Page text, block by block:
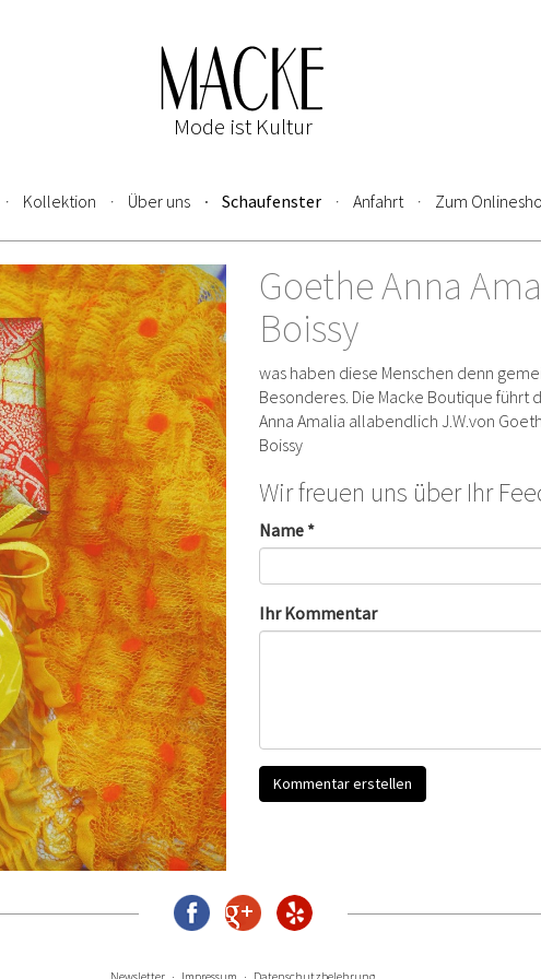
Mode ist Kultur
Kollektion Über uns Schaufenster Anfahrt Zum
Goethe Anna
Boissy
was haben diese Menschen denn
Besonderes. Die Macke Boutique
Anna Amalia allabendlich J.W.von
Boissy
Wir freuen uns über Ihr
Name *
Ihr Kommentar